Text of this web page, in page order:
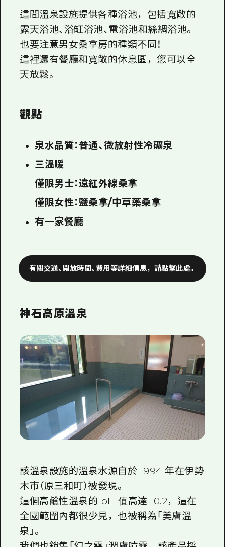
這間溫泉設施提供各種浴池，包括寬敞的
露天浴池、浴缸浴池、電浴池和絲綢浴池。
也要注意男女桑拿房的種類不同！
這裡還有餐廳和寬敞的休息區，您可以全
天放鬆。
觀點
泉水品質：普通、微放射性冷礦泉
三溫暖
僅限男士：遠紅外線桑拿
僅限女性：鹽桑拿/中草藥桑拿
有一家餐廳
有關交通、開放時間、費用等詳細信息，請點擊此處。
神石高原溫泉
該溫泉設施的溫泉水源自於 1994 年在伊勢
木市（原三和町）被發現。
這個高鹼性溫泉的 pH 值高達 10.2，這在
全國範圍內都很少見，也被稱為「美膚溫
泉」。